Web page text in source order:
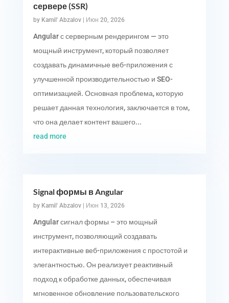
сервере (SSR)
by Kamil' Abzalov| Июн 20, 2026
Angular с серверным рендерингом — это
мощный инструмент, который позволяет
создавать динамичные веб-приложения с
улучшенной производительностью и SEO-
оптимизацией. Основная проблема, которую
решает данная технология, заключается в том,
что она делает контент вашего...
read more
Signal формы в Angular
by Kamil' Abzalov| Июн 13, 2026
Angular сигнал формы – это мощный
инструмент, позволяющий создавать
интерактивные веб-приложения с простотой и
элегантностью. Он реализует реактивный
подход к обработке данных, обеспечивая
мгновенное обновление пользовательского